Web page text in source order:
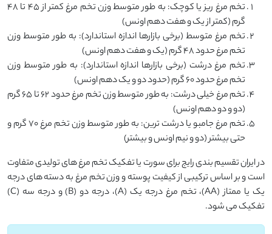
تخم مرغ ریز یا کوچک: به طور متوسط وزن تخم مرغ کمتر از 45 تا 48
گرم (کمتر از یک و هفت دهم اونس)
تخم مرغ متوسط (برخی بازارها اندازه استاندارد): به طور متوسط وزن
تخم مرغ حدود 48 گرم (یک و هفت دهم اونس)
تخم مرغ درشت (برخی بازارها اندازه استاندارد): به طور متوسط وزن
تخم مرغ حدود 60 گرم (حدود دو و یک دهم اونس)
تخم مرغ خیلی درشت: به طور متوسط وزن تخم مرغ حدود 62 تا 65 گرم
(دو و دو دهم اونس)
تخم مرغ جامبو یا درشت ترین: به طور متوسط وزن تخم مرغ 70 گرم و
حتی بیشتر (دو و نیم اونس و بیشتر)
در ایران تقسیم بندی رایج برای سورت یا تفکیک تخم مرغ های تولیدی متفاوت
است و بر اساس ترکیبی از کیفیت پوسته و وزن تخم مرغ به دسته های درجه
یک یا ممتاز (AA)، تخم مرغ درجه یک (A)، درجه دو (B) و درجه سه (C)
تفکیک می شود.